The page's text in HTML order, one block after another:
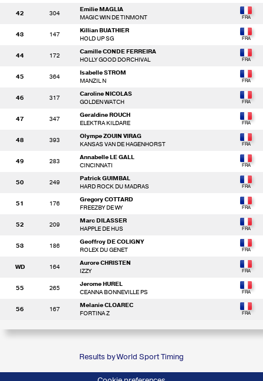
42 304
Emilie MAGLIA
MAGIC WIN DE TINMONT
43 147
Killian BUATHIER
HOLD UP SG
44 172
Camille CONDE FERREIRA
HOLLY GOOD DORCHIVAL
45 364
Isabelle STROM
MANZIL N
46 317
Caroline NICOLAS
GOLDEN WATCH
47 347
Geraldine ROUCH
ELEKTRA KILDARE
48 393
Olympe ZOUIN VIRAG
KANSAS VAN DE HAGENHORST
49 283
Annabelle LE GALL
CINCINNATI
50 249
Patrick GUIMBAL
HARD ROCK DU MADRAS
51 176
Gregory COTTARD
FREEZBY DE WY
52 209
Marc DILASSER
HAPPLE DE HUS
53 186
Geoffroy DE COLIGNY
ROLEX DU GENET
WD 164
Aurore CHRISTEN
IZZY
55 265
Jerome HUREL
CEANNA BONNEVILLE PS
56 167
Melanie CLOAREC
FORTINA Z
Results by World Sport Timing